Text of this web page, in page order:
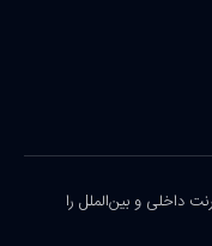
داخلی و بین‌الملل را